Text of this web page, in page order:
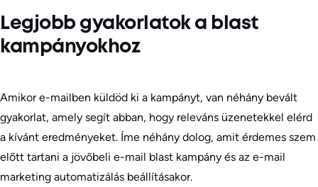
Legjobb gyakorlatok a blast
kampányokhoz
Amikor e-mailben küldöd ki a kampányt, van néhány bevált
gyakorlat, amely segít abban, hogy releváns üzenetekkel elérd
a kívánt eredményeket. Íme néhány dolog, amit érdemes szem
előtt tartani a jövőbeli e-mail blast kampány és az e-mail
marketing automatizálás beállításakor.